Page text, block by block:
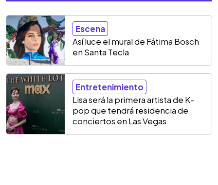
Escena
Así luce el mural de Fátima Bosch
en Santa Tecla
Entretenimiento
Lisa será la primera artista de K-
pop que tendrá residencia de
conciertos en Las Vegas